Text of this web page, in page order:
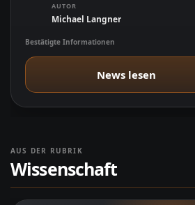
AUTOR
Michael Langner
Bestätigte Informationen
News lesen
AUS DER RUBRIK
Wissenschaft